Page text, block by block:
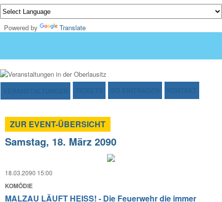
Powered by Translate
VERANSTALTUNGEN TICKETS SO EINTRAGEN KONTAKT
ZUR EVENT-ÜBERSICHT
Samstag, 18. März 2090
18.03.2090 15:00
KOMÖDIE
MALZAU LÄUFT HEISS! - Die Feuerwehr die immer